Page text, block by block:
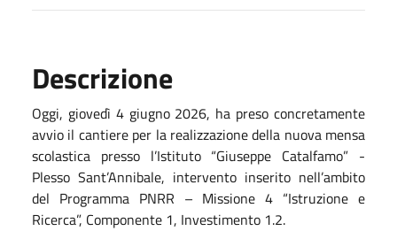
Descrizione
Oggi, giovedì 4 giugno 2026, ha preso concretamente
avvio il cantiere per la realizzazione della nuova mensa
scolastica presso l’Istituto “Giuseppe Catalfamo” -
Plesso Sant’Annibale, intervento inserito nell’ambito
del Programma PNRR – Missione 4 “Istruzione e
Ricerca”, Componente 1, Investimento 1.2.